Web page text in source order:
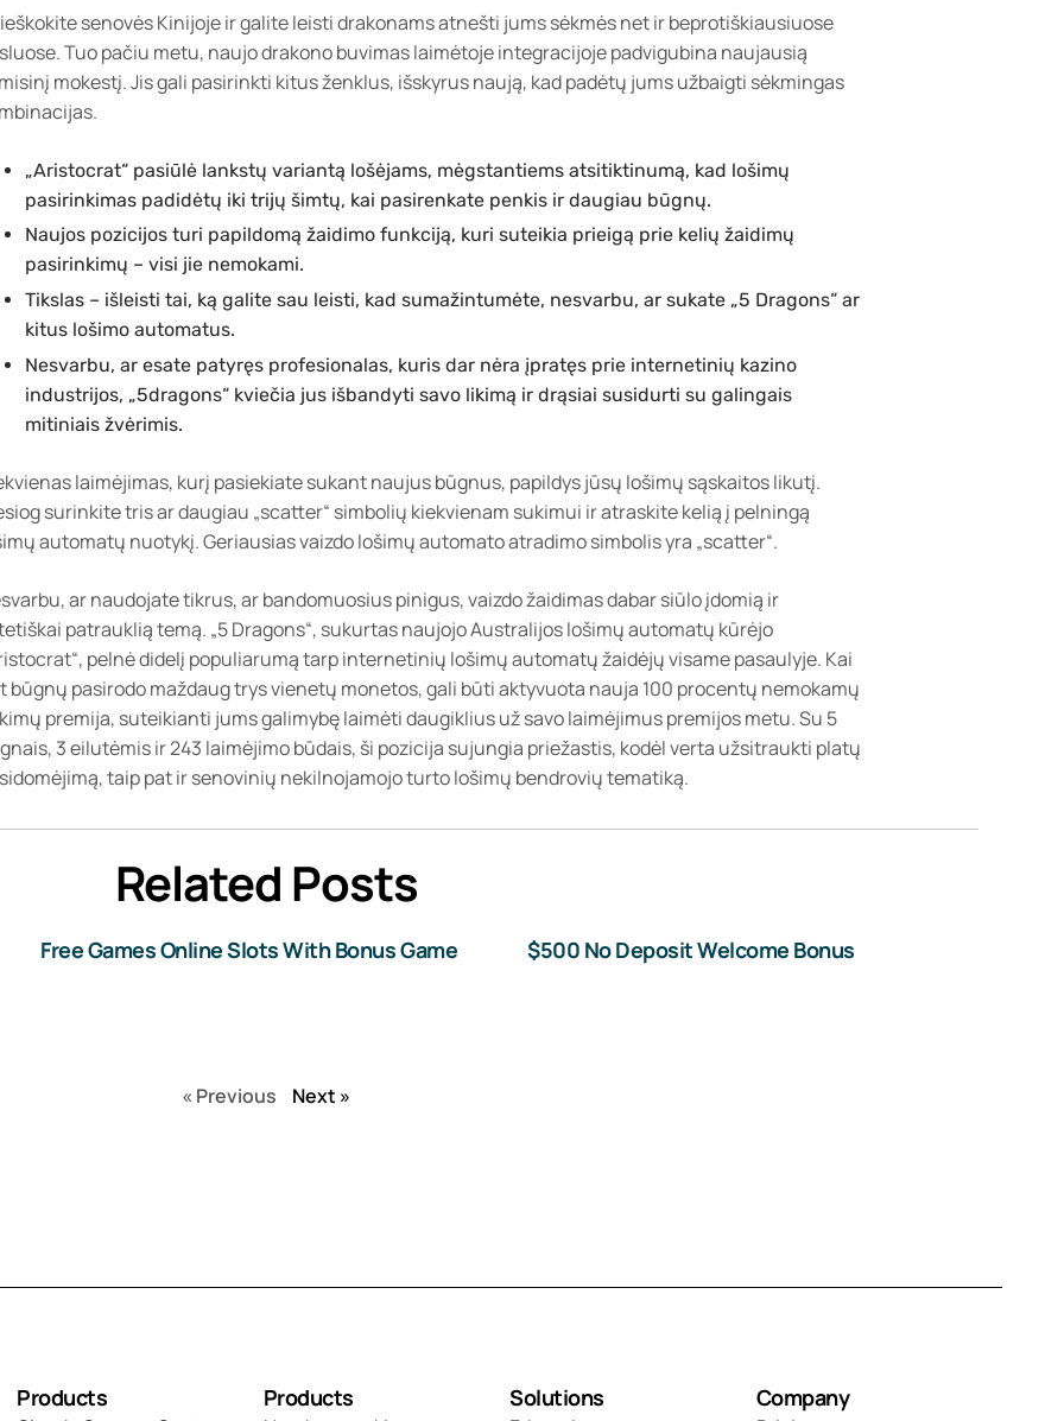
senovės Kinijoje ir galite leisti drakonams atnešti jums sėkmės net ir beprotiškiausiuose
Tuo pačiu metu, naujo drakono buvimas laimėtoje integracijoje padvigubina naujausią
mokestį. Jis gali pasirinkti kitus ženklus, išskyrus naują, kad padėtų jums užbaigti sėkmingas
„Aristocrat“ pasiūlė lankstų variantą lošėjams, mėgstantiems atsitiktinumą, kad lošimų
pasirinkimas padidėtų iki trijų šimtų, kai pasirenkate penkis ir daugiau būgnų.
Naujos pozicijos turi papildomą žaidimo funkciją, kuri suteikia prieigą prie kelių žaidimų
pasirinkimų – visi jie nemokami.
Tikslas – išleisti tai, ką galite sau leisti, kad sumažintumėte, nesvarbu, ar sukate „5 Dragons“ ar
kitus lošimo automatus.
Nesvarbu, ar esate patyręs profesionalas, kuris dar nėra įpratęs prie internetinių kazino
industrijos, „5dragons“ kviečia jus išbandyti savo likimą ir drąsiai susidurti su galingais
mitiniais žvėrimis.
laimėjimas, kurį pasiekiate sukant naujus būgnus, papildys jūsų lošimų sąskaitos likutį.
surinkite tris ar daugiau „scatter“ simbolių kiekvienam sukimui ir atraskite kelią į pelningą
automatų nuotykį. Geriausias vaizdo lošimų automato atradimo simbolis yra „scatter“.
ar naudojate tikrus, ar bandomuosius pinigus, vaizdo žaidimas dabar siūlo įdomią ir
patrauklią temą. „5 Dragons“, sukurtas naujojo Australijos lošimų automatų kūrėjo
pelnė didelį populiarumą tarp internetinių lošimų automatų žaidėjų visame pasaulyje. Kai
būgnų pasirodo maždaug trys vienetų monetos, gali būti aktyvuota nauja 100 procentų nemokamų
premija, suteikianti jums galimybę laimėti daugiklius už savo laimėjimus premijos metu. Su 5
3 eilutėmis ir 243 laimėjimo būdais, ši pozicija sujungia priežastis, kodėl verta užsitraukti platų
taip pat ir senovinių nekilnojamojo turto lošimų bendrovių tematiką.
Related Posts
Free Games Online Slots With Bonus Game $500 No Deposit Welcome Bonus
« Previous Next »
Products Products Solutions Company